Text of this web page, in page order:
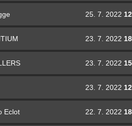
25. 7. 2022
23. 7. 2022
23. 7. 2022
23. 7. 2022
Eclot 22. 7. 2022